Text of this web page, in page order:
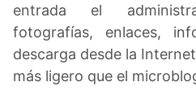
entrada el
fotografías, enlaces,
descarga desde la
más ligero que el